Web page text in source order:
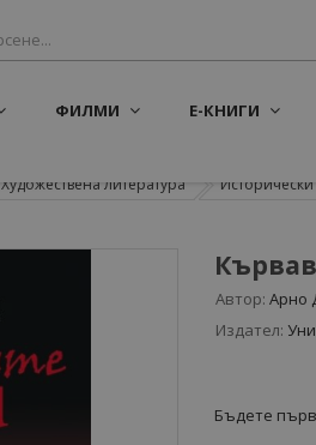
ФИЛМИ Е-КНИГИ
Художествена литература
Автор: Арно
Издател:
Бъдете